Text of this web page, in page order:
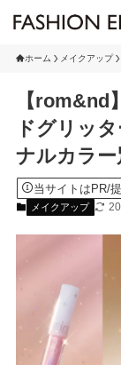
ホーム メイクアップ
【rom&nd
ドグリッ
ナルカラ
当サイトはPR/
メイクアップ